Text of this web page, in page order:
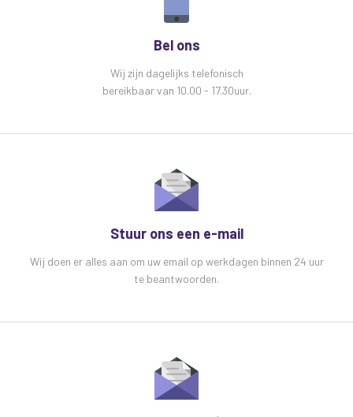
Bel ons
Wij zijn dagelijks telefonisch
bereikbaar van 10.00 - 17.30uur.
Stuur ons een e-mail
Wij doen er alles aan om uw email op werkdagen binnen 24 uur
te beantwoorden.